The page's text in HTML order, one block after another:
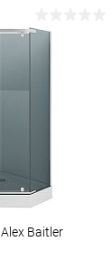
Baitler